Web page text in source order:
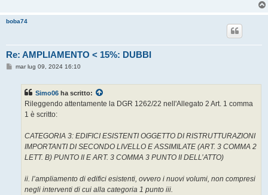
boba74
Re: AMPLIAMENTO < 15%: DUBBI
Mmar lug 09, 2024 16:10
Simo06 ha scritto:
Rileggendo attentamente la DGR 1262/22 nell'Allegato 2 Art. 1 comma
1 è scritto:
CATEGORIA 3: EDIFICI ESISTENTI OGGETTO DI RISTRUTTURAZIONI
IMPORTANTI DI SECONDO LIVELLO E ASSIMILATE (ART. 3 COMMA 2
LETT. B) PUNTO II E ART. 3 COMMA 3 PUNTO II DELL’ATTO)
ii. l’ampliamento di edifici esistenti, ovvero i nuovi volumi, non compresi
negli interventi di cui alla categoria 1 punto iii.